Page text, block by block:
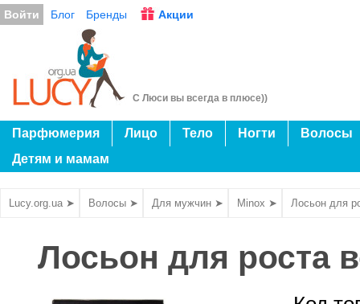
Войти Блог Бренды Акции
С Люси вы всегда в плюсе))
Парфюмерия Лицо Тело Ногти
Волосы
Детям и мамам
Lucy.org.ua ➤ Волосы ➤ Для мужчин ➤ Minox ➤ Лосьон для
Лосьон для роста